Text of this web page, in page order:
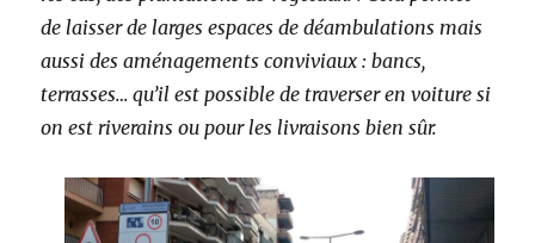
de laisser de larges espaces de déambulations mais
aussi des aménagements conviviaux : bancs,
terrasses… qu’il est possible de traverser en voiture si
on est riverains ou pour les livraisons bien sûr.